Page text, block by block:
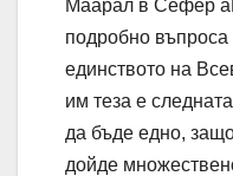
Маарал в Сефер
подробно въпроса
единството на
им теза е
да бъде едно,
дойде